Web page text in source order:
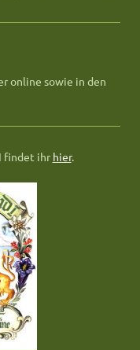
online sowie in den
findet ihr hier.